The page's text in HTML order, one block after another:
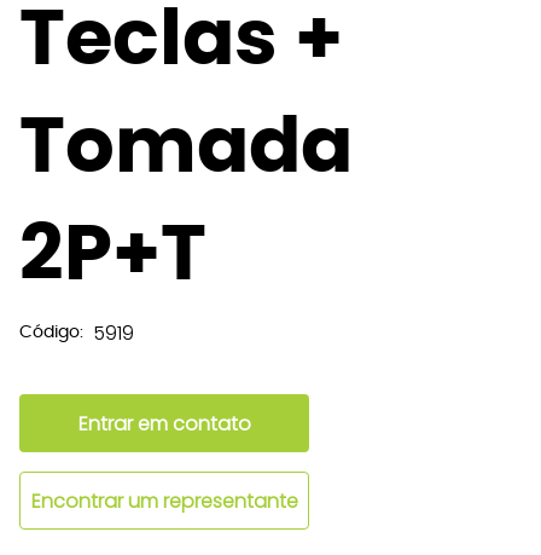
Teclas +
Tomada
2P+T
Código: 5919
Entrar em contato
Encontrar um representante